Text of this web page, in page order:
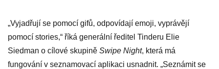
„Vyjadřují se pomocí gifů, odpovídají emoji, vyprávějí
pomocí stories,“ říká generální ředitel Tinderu Elie
Siedman o cílové skupině Swipe Night, která má
fungování v seznamovací aplikaci usnadnit. „Seznámit se